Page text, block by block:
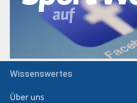
Wissenswertes
Über uns